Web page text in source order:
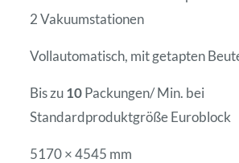
2 Vakuumstationen
Vollautomatisch, mit getapten
Bis zu10Packungen/ Min. bei
Standardproduktgröße Euroblock
5170 × 4545 mm